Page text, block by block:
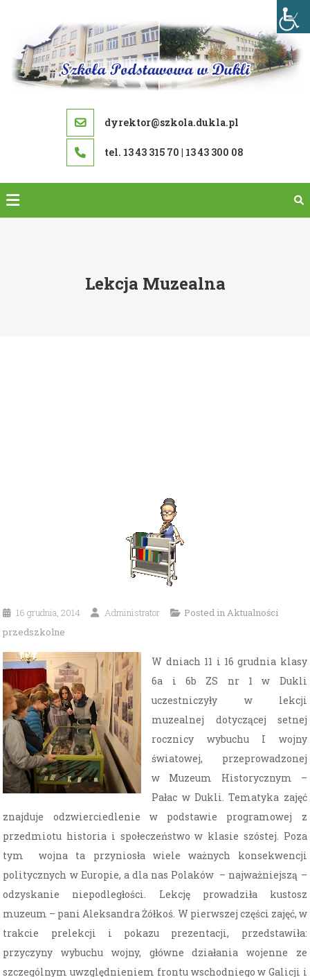
content
dyrektor@szkola.dukla.pl
tel. 13 43 315 70 | 13 43 300 08
Lekcja Muzealna
16 grudnia, 2014 Administrator Posted inAktualności
przedszkolne
W dniach 11 i 16 grudnia klasy
6a i 6b ZS nr 1 w Dukli
uczestniczyły w lekcji
muzealnej dotyczącej setnej
rocznicy wybuchu I wojny
światowej, przeprowadzonej
w Muzeum Historycznym –
Pałac w Dukli. Tematyka zajęć
znajduje odzwierciedlenie w podstawie programowej z
przedmiotu historia i społeczeństwo w klasie szóstej. Poza
tym wojna ta przyniosła wiele ważnych konsekwencji
politycznych w Europie, a dla nas Polaków – najważniejszą –
odzyskanie niepodległości. Lekcję prowadziła kustosz
muzeum – pani Aleksandra Żółkoś. W pierwszej części zajęć, w
trakcie prelekcji i pokazu prezentacji, przedstawiła:
przyczyny wybuchu wojny, główne działania wojenne ze
szczególnym uwzględnieniem frontu wschodniego w Galicji i